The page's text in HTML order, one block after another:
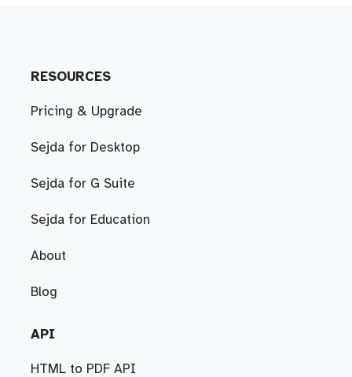
RESOURCES
Pricing & Upgrade
Sejda for Desktop
Sejda for G Suite
Sejda for Education
About
Blog
API
HTML to PDF API